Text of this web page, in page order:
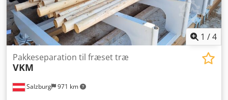
1 /4
Salzburg 971 km
Pakkeseparation til fræset træ
VKM